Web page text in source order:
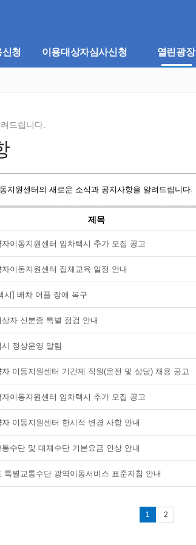
청 이용대상자심사신청 열린광장
드립니다.
지원센터의 새로운 소식과 공지사항을 알려드립니다.
제목
자이동지원센터 임차택시 추가 모집 공고
자이동지원센터 집체교육 일정 안내
시] 배차 어플 장애 복구
상자 신분증 특별 점검 안내
시 정상운영 알림
자 이동지원센터 기간제 직원(운전 및 상담) 채용 공고
자이동지원센터 임차택시 추가 모집 공고
자 이동지원센터 한시적 변경 사항 안내
통수단 및 대체수단 기본요금 인상 안내
특별교통수단 광역이동서비스 표준지침 안내
1 2